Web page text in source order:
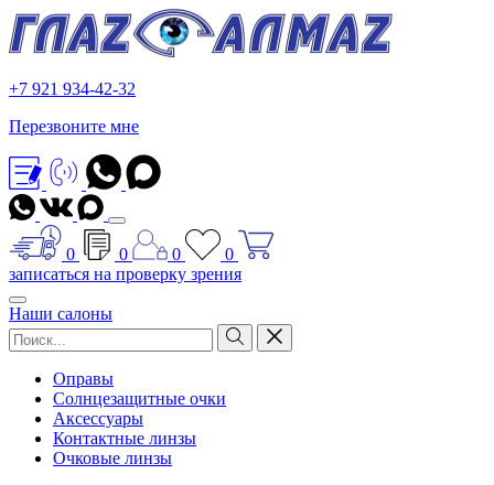
+7 921 934-42-32
Перезвоните мне
0 0 0
0
записаться на проверку зрения
Наши салоны
Оправы
Солнцезащитные очки
Аксессуары
Контактные линзы
Очковые линзы